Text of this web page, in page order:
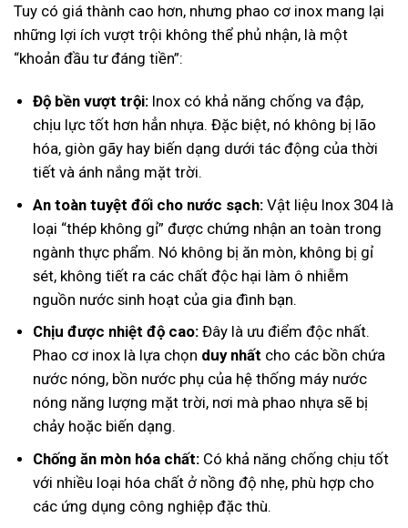
Tuy có giá thành cao hơn, nhưng phao cơ inox mang lại
những lợi ích vượt trội không thể phủ nhận, là một
“khoản đầu tư đáng tiền”:
Độ bền vượt trội:Inox có khả năng chống va đập,
chịu lực tốt hơn hẳn nhựa. Đặc biệt, nó không bị lão
hóa, giòn gãy hay biến dạng dưới tác động của thời
tiết và ánh nắng mặt trời.
An toàn tuyệt đối cho nước sạch:Vật liệu Inox 304 là
loại “thép không gỉ” được chứng nhận an toàn trong
ngành thực phẩm. Nó không bị ăn mòn, không bị gỉ
sét, không tiết ra các chất độc hại làm ô nhiễm
nguồn nước sinh hoạt của gia đình bạn.
Chịu được nhiệt độ cao:Đây là ưu điểm độc nhất.
Phao cơ inox là lựa chọn duy nhất cho các bồn chứa
nước nóng, bồn nước phụ của hệ thống máy nước
nóng năng lượng mặt trời, nơi mà phao nhựa sẽ bị
chảy hoặc biến dạng.
Chống ăn mòn hóa chất:Có khả năng chống chịu tốt
với nhiều loại hóa chất ở nồng độ nhẹ, phù hợp cho
các ứng dụng công nghiệp đặc thù.